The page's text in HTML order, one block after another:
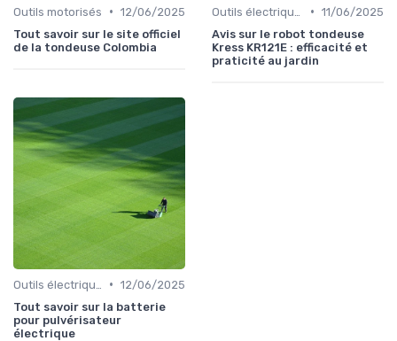
Outils motorisés • 12/06/2025
Tout savoir sur le site officiel
de la tondeuse Colombia
• 11/06/2025
Avis sur le robot tondeuse
Kress KR121E : efficacité et
praticité au jardin
• 12/06/2025
Tout savoir sur la batterie
pour pulvérisateur
électrique